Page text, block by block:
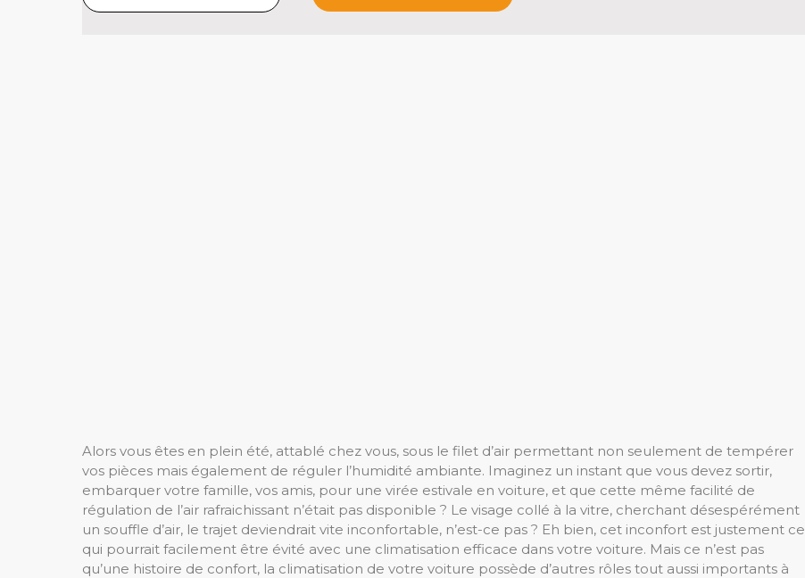
Alors vous êtes en plein été, attablé chez vous, sous le filet d’air permettant non seulement de tempérer
vos pièces mais également de réguler l’humidité ambiante. Imaginez un instant que vous devez sortir,
embarquer votre famille, vos amis, pour une virée estivale en voiture, et que cette même facilité de
régulation de l’air rafraichissant n’était pas disponible ? Le visage collé à la vitre, cherchant désespérément
un souffle d’air, le trajet deviendrait vite inconfortable, n’est-ce pas ? Eh bien, cet inconfort est justement ce
qui pourrait facilement être évité avec une climatisation efficace dans votre voiture. Mais ce n’est pas
qu’une histoire de confort, la climatisation de votre voiture possède d’autres rôles tout aussi importants à